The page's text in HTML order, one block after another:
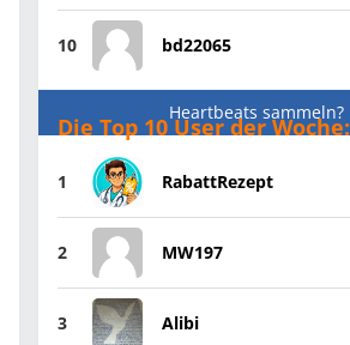
10 bd22065
Heartbeats sammeln?
Die Top 10 User der Woche:
1 RabattRezept
2 MW197
3 Alibi